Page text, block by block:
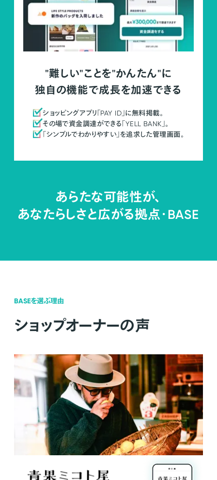
"難しい"ことを"かんたん"に
独自の機能で成長を加速できる
ショッピングアプリ「PAY ID」に無料掲載。
その場で資金調達ができる「YELL BANK」。
「シンプルでわかりやすい」を追求した管理画面。
あらたな可能性が、
あなたらしさと広がる拠点・BASE
BASEを選ぶ理由
ショップオーナーの声